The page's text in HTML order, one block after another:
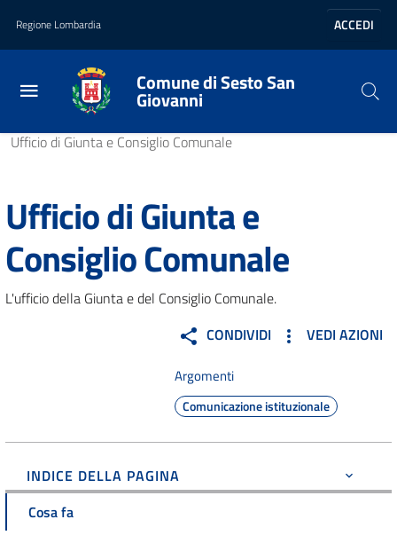
Vai al contenuto principale
Vai al footer
Regione Lombardia ACCEDI
Comune di Sesto San
Giovanni
Amministrazione
Ufficio di Giunta e Consiglio Comunale
Ufficio di Giunta e
Consiglio Comunale
L'ufficio della Giunta e del Consiglio Comunale.
CONDIVIDI
VEDI AZIONI
Argomenti
Comunicazione istituzionale
INDICE DELLA PAGINA
Cosa fa